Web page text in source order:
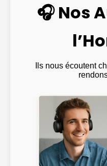
🎧 Nos
Ils nous écoutent